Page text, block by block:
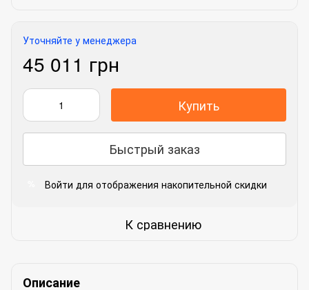
Уточняйте у менеджера
45 011 грн
Купить
Быстрый заказ
Войти для отображения накопительной скидки
К сравнению
Описание